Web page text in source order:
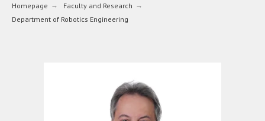
Homepage → Faculty and Research →
Department of Robotics Engineering